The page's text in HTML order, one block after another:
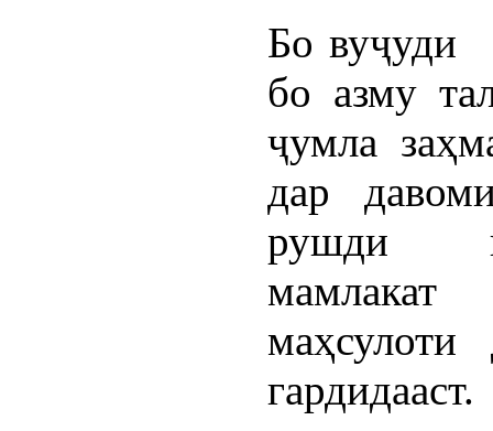
Бо
бо азму
ҷумла
дар
рушди
гардидааст.